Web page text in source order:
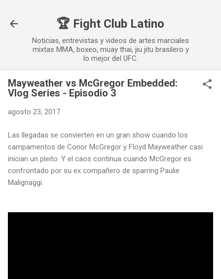
🏆 Fight Club Latino
Noticias, entrevistas y videos de artes marciales
mixtas MMA, boxeo, muay thai, jiu jitu brasilero y
lo mejor del UFC.
Mayweather vs McGregor Embedded:
Vlog Series - Episodio 3
agosto 23, 2017
Las llegadas se convierten en un gran show cuando los
campamentos de Conor McGregor y Floyd Mayweather casi
inician un pleito. Y el caos continua cuando McGregor es
confrontado por su ex compañero de sparring Paulie
Malignaggi.